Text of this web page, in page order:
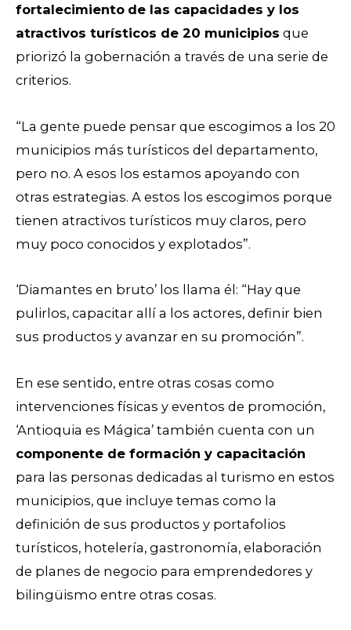
fortalecimiento de las capacidades y los
atractivos turísticos de 20 municipios que
priorizó la gobernación a través de una serie de
criterios.
“La gente puede pensar que escogimos a los 20
municipios más turísticos del departamento,
pero no. A esos los estamos apoyando con
otras estrategias. A estos los escogimos porque
tienen atractivos turísticos muy claros, pero
muy poco conocidos y explotados”.
‘Diamantes en bruto’ los llama él: “Hay que
pulirlos, capacitar allí a los actores, definir bien
sus productos y avanzar en su promoción”.
En ese sentido, entre otras cosas como
intervenciones físicas y eventos de promoción,
‘Antioquia es Mágica’ también cuenta con un
componente de formación y capacitación
para las personas dedicadas al turismo en estos
municipios, que incluye temas como la
definición de sus productos y portafolios
turísticos, hotelería, gastronomía, elaboración
de planes de negocio para emprendedores y
bilingüismo entre otras cosas.